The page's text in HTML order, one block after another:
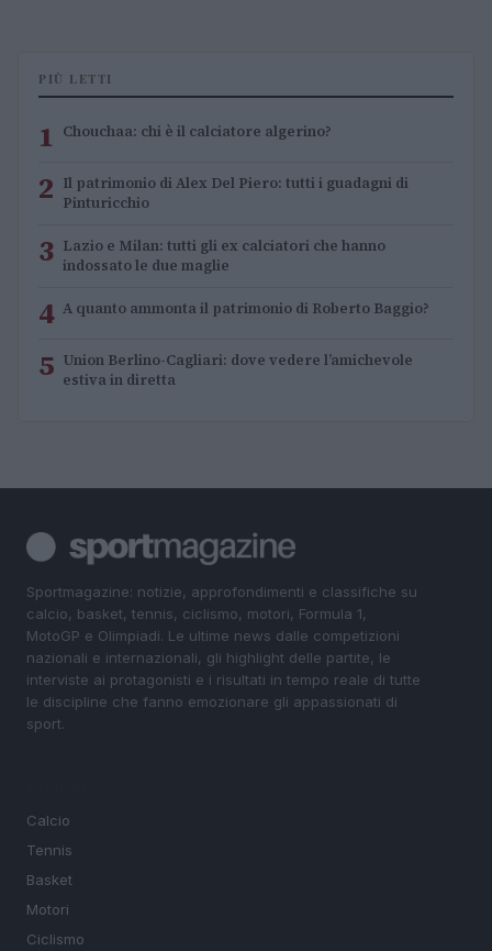
PIÙ LETTI
1 Chouchaa: chi è il calciatore algerino?
2 Il patrimonio di Alex Del Piero: tutti i guadagni di
Pinturicchio
3 Lazio e Milan: tutti gli ex calciatori che hanno
indossato le due maglie
4 A quanto ammonta il patrimonio di Roberto Baggio?
5 Union Berlino-Cagliari: dove vedere l’amichevole
estiva in diretta
Sportmagazine: notizie, approfondimenti e classifiche su
calcio, basket, tennis, ciclismo, motori, Formula 1,
MotoGP e Olimpiadi. Le ultime news dalle competizioni
nazionali e internazionali, gli highlight delle partite, le
interviste ai protagonisti e i risultati in tempo reale di tutte
le discipline che fanno emozionare gli appassionati di
sport.
Calcio
Tennis
Basket
Motori
Ciclismo